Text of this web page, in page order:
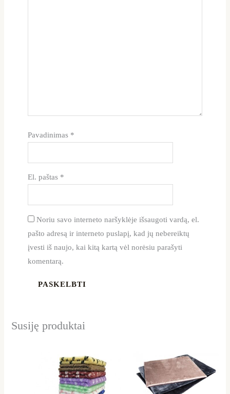
Pavadinimas *
El. paštas *
Noriu savo interneto naršyklėje išsaugoti vardą, el.
pašto adresą ir interneto puslapį, kad jų nebereiktų
įvesti iš naujo, kai kitą kartą vėl norėsiu parašyti
komentarą.
Susiję produktai
13,00 €
through
26,99 €
product
has
multiple
14,99 €
through
42,90 €
product
has
multiple